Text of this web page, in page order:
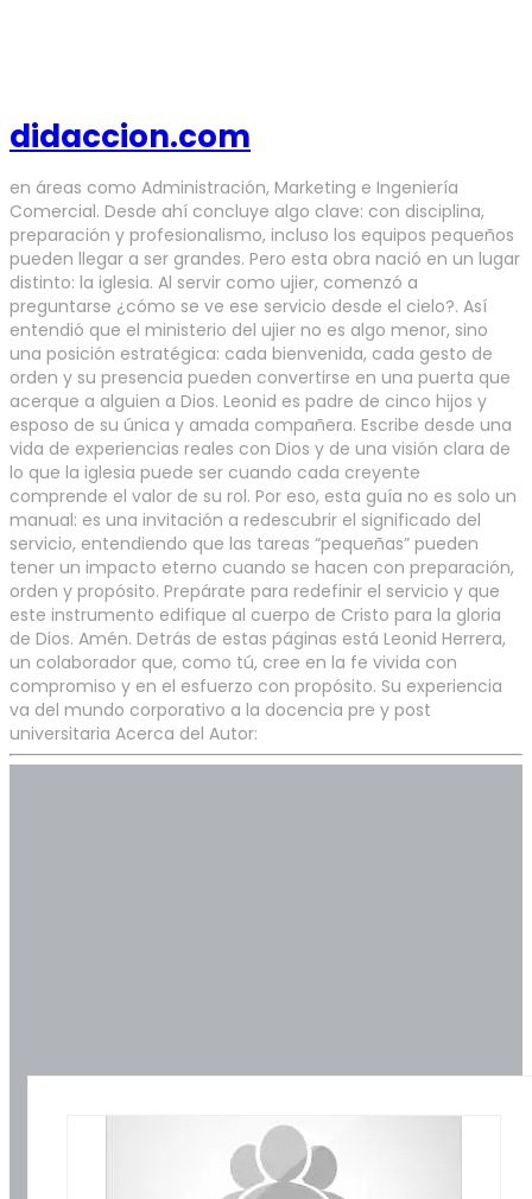
didaccion.com
en áreas como Administración, Marketing e Ingeniería
Comercial. Desde ahí concluye algo clave: con disciplina,
preparación y profesionalismo, incluso los equipos pequeños
pueden llegar a ser grandes. Pero esta obra nació en un lugar
distinto: la iglesia. Al servir como ujier, comenzó a
preguntarse ¿cómo se ve ese servicio desde el cielo?. Así
entendió que el ministerio del ujier no es algo menor, sino
una posición estratégica: cada bienvenida, cada gesto de
orden y su presencia pueden convertirse en una puerta que
acerque a alguien a Dios. Leonid es padre de cinco hijos y
esposo de su única y amada compañera. Escribe desde una
vida de experiencias reales con Dios y de una visión clara de
lo que la iglesia puede ser cuando cada creyente
comprende el valor de su rol. Por eso, esta guía no es solo un
manual: es una invitación a redescubrir el significado del
servicio, entendiendo que las tareas “pequeñas” pueden
tener un impacto eterno cuando se hacen con preparación,
orden y propósito. Prepárate para redefinir el servicio y que
este instrumento edifique al cuerpo de Cristo para la gloria
de Dios. Amén. Detrás de estas páginas está Leonid Herrera,
un colaborador que, como tú, cree en la fe vivida con
compromiso y en el esfuerzo con propósito. Su experiencia
va del mundo corporativo a la docencia pre y post
universitaria Acerca del Autor: